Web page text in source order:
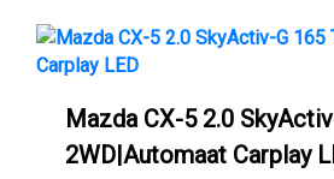
Mazda CX-5 2.0
2WD|Automaat Carplay